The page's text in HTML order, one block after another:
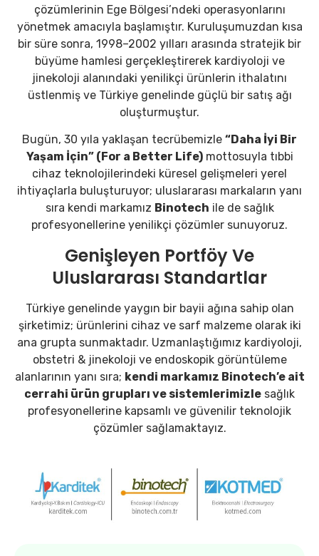
çözümlerinin Ege Bölgesi’ndeki operasyonlarını
yönetmek amacıyla başlamıştır. Kuruluşumuzdan kısa
bir süre sonra, 1998–2002 yılları arasında stratejik bir
büyüme hamlesi gerçekleştirerek kardiyoloji ve
jinekoloji alanındaki yenilikçi ürünlerin ithalatını
üstlenmiş ve Türkiye genelinde güçlü bir satış ağı
oluşturmuştur.
Bugün, 30 yıla yaklaşan tecrübemizle “Daha İyi Bir
Yaşam İçin” ( For a Better Life) mottosuyla tıbbi
cihaz teknolojilerindeki küresel gelişmeleri yerel
ihtiyaçlarla buluşturuyor; uluslararası markaların yanı
sıra kendi markamız Binotech ile de sağlık
profesyonellerine yenilikçi çözümler sunuyoruz.
Genişleyen PortföyVe
Uluslararası Standartlar
Türkiye genelinde yaygın bir bayii ağına sahip olan
şirketimiz; ürünlerini cihaz ve sarf malzeme olarak iki
ana grupta sunmaktadır. Uzmanlaştığımız kardiyoloji,
obstetri & jinekoloji ve endoskopik görüntüleme
alanlarının yanı sıra; kendi markamız Binotech’e ait
cerrahi ürün grupları ve sistemlerimizle sağlık
profesyonellerine kapsamlı ve güvenilir teknolojik
çözümler sağlamaktayız.